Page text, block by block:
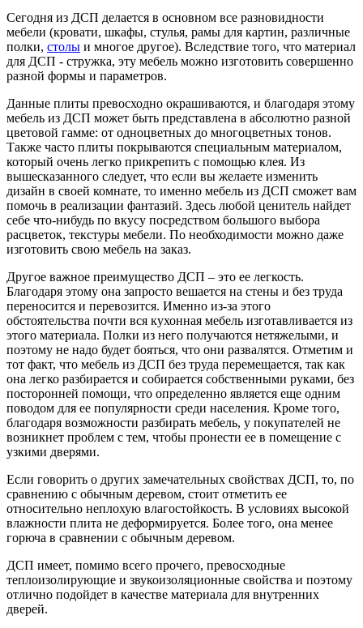
Сегодня из ДСП делается в основном все разновидности
мебели (кровати, шкафы, стулья, рамы для картин, различные
полки, столы и многое другое). Вследствие того, что материал
для ДСП - стружка, эту мебель можно изготовить совершенно
разной формы и параметров.
Данные плиты превосходно окрашиваются, и благодаря этому
мебель из ДСП может быть представлена в абсолютно разной
цветовой гамме: от одноцветных до многоцветных тонов.
Также часто плиты покрываются специальным материалом,
который очень легко прикрепить с помощью клея. Из
вышесказанного следует, что если вы желаете изменить
дизайн в своей комнате, то именно мебель из ДСП сможет вам
помочь в реализации фантазий. Здесь любой ценитель найдет
себе что-нибудь по вкусу посредством большого выбора
расцветок, текстуры мебели. По необходимости можно даже
изготовить свою мебель на заказ.
Другое важное преимущество ДСП – это ее легкость.
Благодаря этому она запросто вешается на стены и без труда
переносится и перевозится. Именно из-за этого
обстоятельства почти вся кухонная мебель изготавливается из
этого материала. Полки из него получаются нетяжелыми, и
поэтому не надо будет бояться, что они развалятся. Отметим и
тот факт, что мебель из ДСП без труда перемещается, так как
она легко разбирается и собирается собственными руками, без
посторонней помощи, что определенно является еще одним
поводом для ее популярности среди населения. Кроме того,
благодаря возможности разбирать мебель, у покупателей не
возникнет проблем с тем, чтобы пронести ее в помещение с
узкими дверями.
Если говорить о других замечательных свойствах ДСП, то, по
сравнению с обычным деревом, стоит отметить ее
относительно неплохую влагостойкость. В условиях высокой
влажности плита не деформируется. Более того, она менее
горюча в сравнении с обычным деревом.
ДСП имеет, помимо всего прочего, превосходные
теплоизолирующие и звукоизоляционные свойства и поэтому
отлично подойдет в качестве материала для внутренних
дверей.